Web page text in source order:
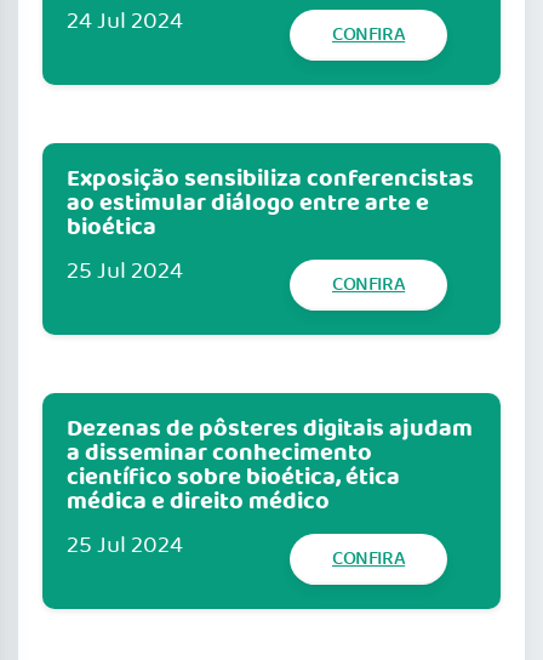
24 Jul 2024 CONFIRA
Exposição sensibiliza conferencistas
ao estimular diálogo entre arte e
bioética
25 Jul 2024 CONFIRA
Dezenas de pôsteres digitais ajudam
a disseminar conhecimento
científico sobre bioética, ética
médica e direito médico
25 Jul 2024 CONFIRA